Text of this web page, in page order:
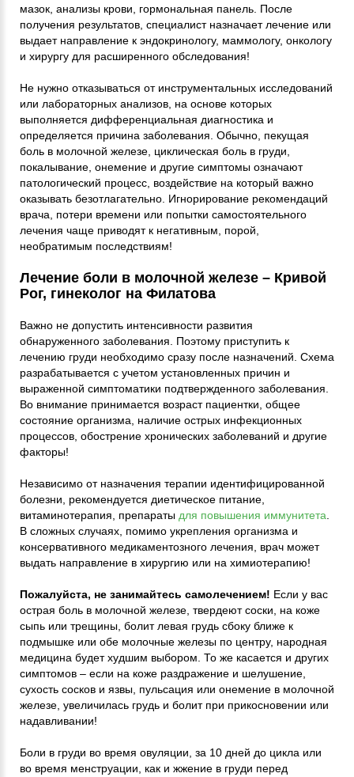
мазок, анализы крови, гормональная панель. После
получения результатов, специалист назначает лечение или
выдает направление к эндокринологу, маммологу, онкологу
и хирургу для расширенного обследования!
Не нужно отказываться от инструментальных исследований
или лабораторных анализов, на основе которых
выполняется дифференциальная диагностика и
определяется причина заболевания. Обычно, пекущая
боль в молочной железе, циклическая боль в груди,
покалывание, онемение и другие симптомы означают
патологический процесс, воздействие на который важно
оказывать безотлагательно. Игнорирование рекомендаций
врача, потери времени или попытки самостоятельного
лечения чаще приводят к негативным, порой,
необратимым последствиям!
Лечение боли в молочной железе – Кривой
Рог, гинеколог на Филатова
Важно не допустить интенсивности развития
обнаруженного заболевания. Поэтому приступить к
лечению груди необходимо сразу после назначений. Схема
разрабатывается с учетом установленных причин и
выраженной симптоматики подтвержденного заболевания.
Во внимание принимается возраст пациентки, общее
состояние организма, наличие острых инфекционных
процессов, обострение хронических заболеваний и другие
факторы!
Независимо от назначения терапии идентифицированной
болезни, рекомендуется диетическое питание,
витаминотерапия, препараты для повышения иммунитета
В сложных случаях, помимо укрепления организма и
консервативного медикаментозного лечения, врач может
выдать направление в хирургию или на химиотерапию!
Пожалуйста, не занимайтесь самолечением! Если у вас
острая боль в молочной железе, твердеют соски, на коже
сыпь или трещины, болит левая грудь сбоку ближе к
подмышке или обе молочные железы по центру, народная
медицина будет худшим выбором. То же касается и других
симптомов – если на коже раздражение и шелушение,
сухость сосков и язвы, пульсация или онемение в молочной
железе, увеличилась грудь и болит при прикосновении или
надавливании!
Боли в груди во время овуляции, за 10 дней до цикла или
во время менструации, как и жжение в груди перед